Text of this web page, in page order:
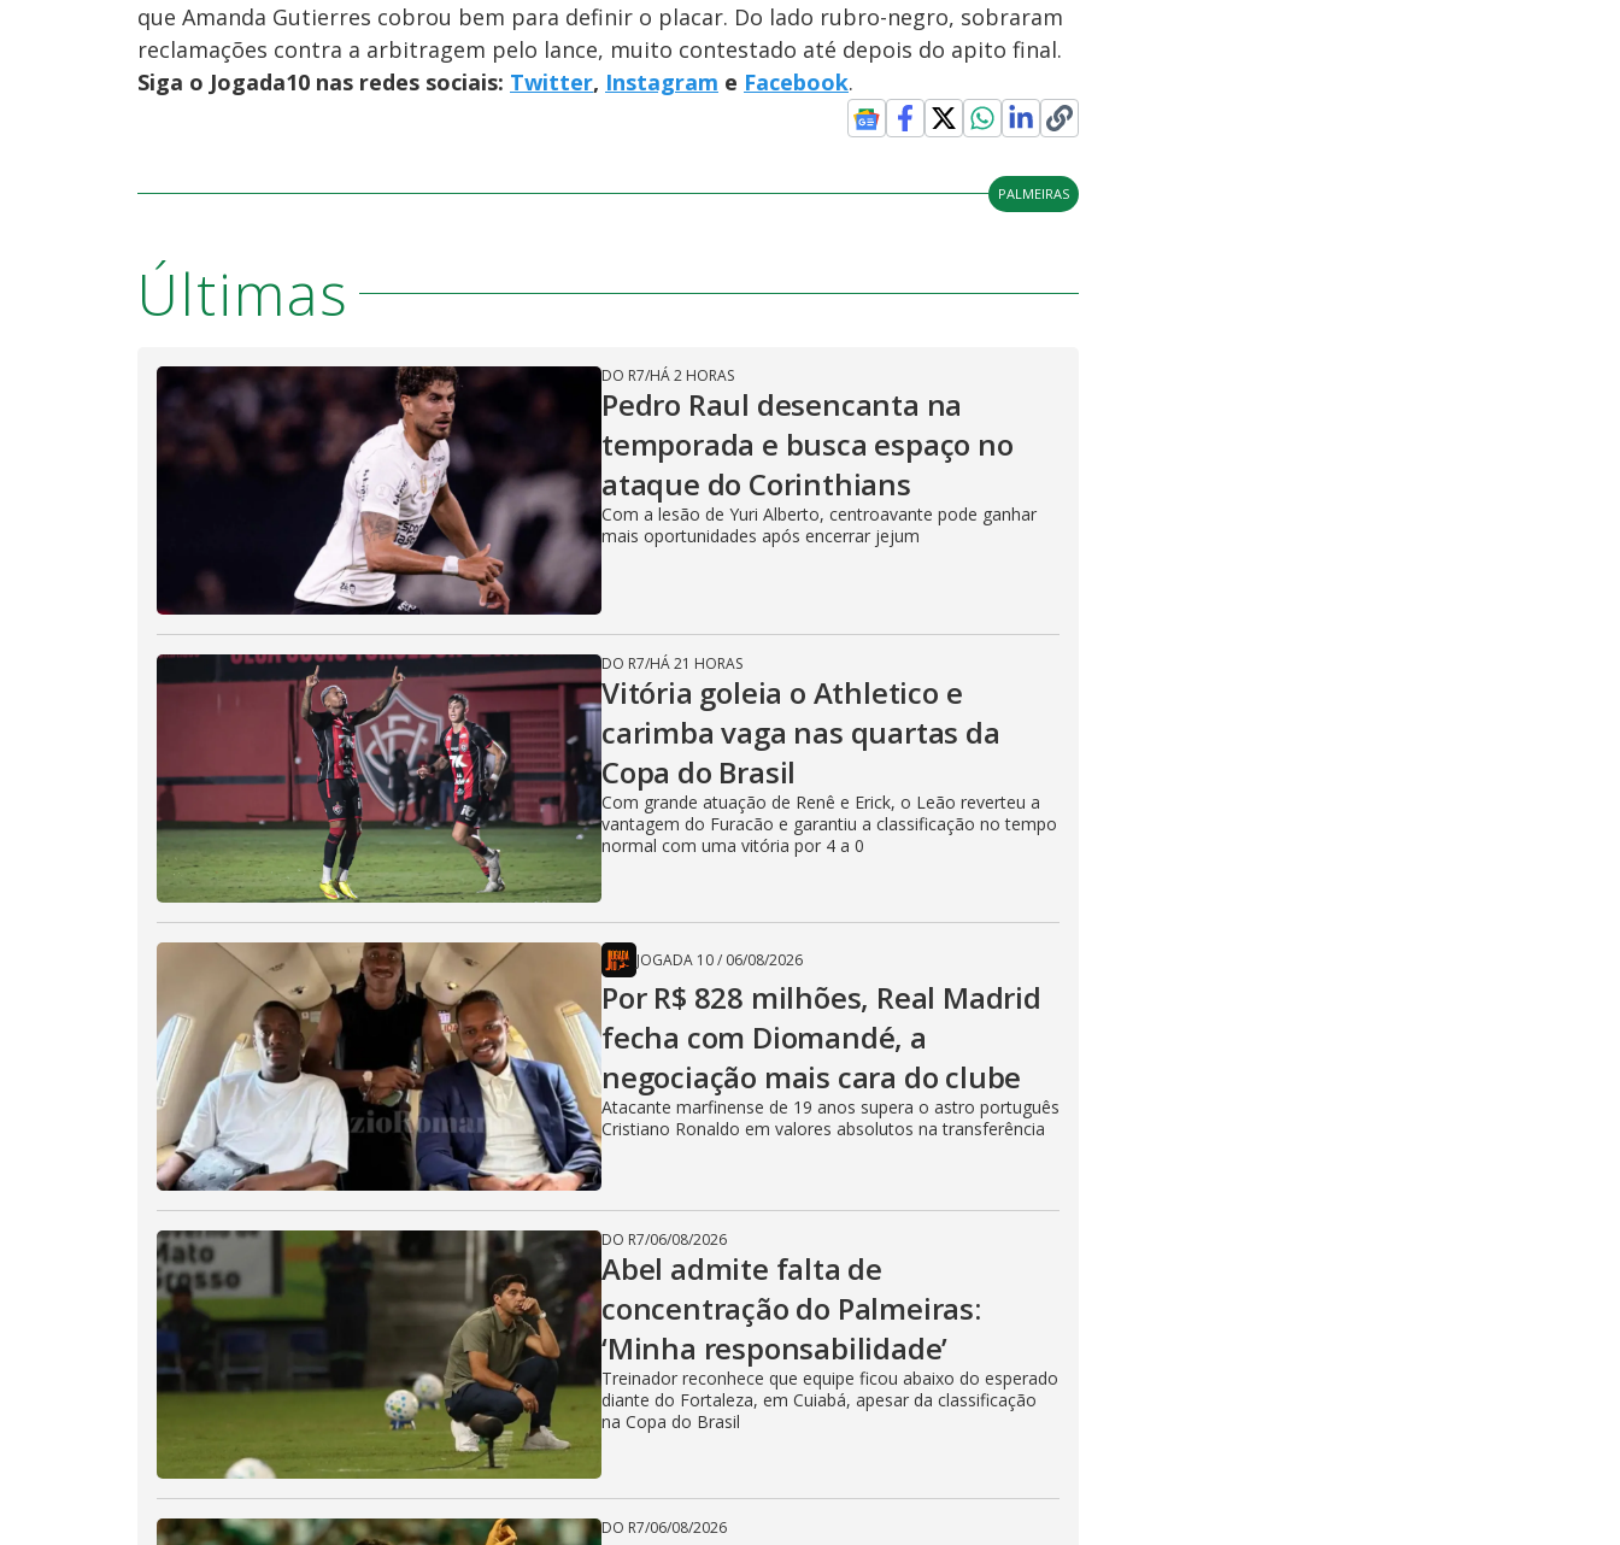
que Amanda Gutierres cobrou bem para definir o placar. Do lado rubro-negro, sobraram
reclamações contra a arbitragem pelo lance, muito contestado até depois do apito final.
Siga o Jogada10 nas redes sociais: Twitter, Instagram e Facebook.
PALMEIRAS
Últimas
DO R7/HÁ 2 HORAS
Pedro Raul desencanta na
temporada e busca espaço no
ataque do Corinthians
Com a lesão de Yuri Alberto, centroavante pode ganhar
mais oportunidades após encerrar jejum
DO R7/HÁ 21 HORAS
Vitória goleia o Athletico e
carimba vaga nas quartas da
Copa do Brasil
Com grande atuação de Renê e Erick, o Leão reverteu a
vantagem do Furacão e garantiu a classificação no tempo
normal com uma vitória por 4 a 0
JOGADA 10/ 06/08/2026
Por R$ 828 milhões, Real Madrid
fecha com Diomandé, a
negociação mais cara do clube
Atacante marfinense de 19 anos supera o astro português
Cristiano Ronaldo em valores absolutos na transferência
DO R7/06/08/2026
Abel admite falta de
concentração do Palmeiras:
‘Minha responsabilidade’
Treinador reconhece que equipe ficou abaixo do esperado
diante do Fortaleza, em Cuiabá, apesar da classificação
na Copa do Brasil
DO R7/06/08/2026